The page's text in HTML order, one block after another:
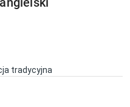
tradycyjna